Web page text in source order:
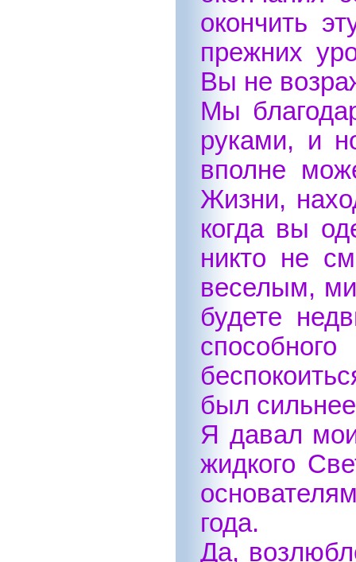
окончить
прежних
Вы не
Мы
руками, и
вполне
Жизни,
когда вы
никто не
веселым,
будете
был
Я давал
жидкого
года.
Да,